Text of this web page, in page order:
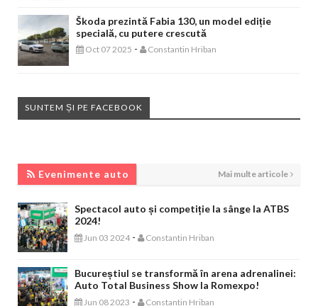
Škoda prezintă Fabia 130, un model ediție
specială, cu putere crescută
Oct 07 2025 - Constantin Hriban
SUNTEM ȘI PE FACEBOOK
Evenimente auto Mai multe articole
Spectacol auto și competiție la sânge la ATBS
2024!
Jun 03 2024 - Constantin Hriban
Bucureștiul se transformă în arena adrenalinei:
Auto Total Business Show la Romexpo!
Jun 08 2023 - Constantin Hriban